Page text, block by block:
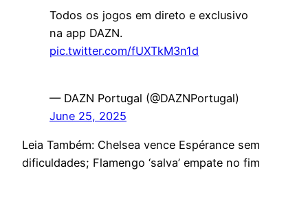
Todos os jogos em direto e exclusivo
na app DAZN.
pic.twitter.com/fUXTkM3n1d
— DAZN Portugal (@DAZNPortugal)
June 25, 2025
Leia Também: Chelsea vence Espérance sem
dificuldades; Flamengo ‘salva’ empate no fim